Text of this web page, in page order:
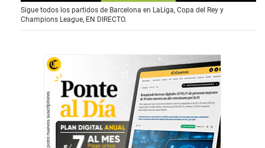
0
o
f
1
Sigue todos los partidos de Barcelona en LaLiga, Copa del Rey y
Champions League, EN DIRECTO.